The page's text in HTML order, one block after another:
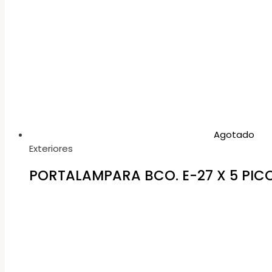
Agotado
Exteriores
PORTALAMPARA BCO. E-27 X 5